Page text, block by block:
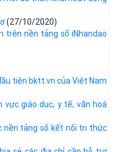
(27/10/2020)
trên nền tảng số iNhandao
tiên bktt.vn của Việt Nam
vực giáo dục, y tế, văn hoá​
nền tảng số kết nối tri thức